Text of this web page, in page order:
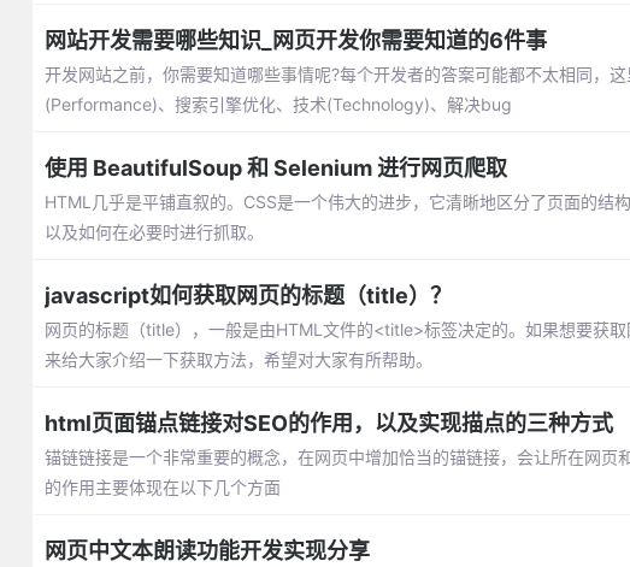
网站开发需要哪些知识_网页开发你需要知道的6件事
开发网站之前，你需要知道哪些事情呢?每个开发者的答案可能都不太相同，
(Performance)、搜索引擎优化、技术(Technology)、解决bug
使用 BeautifulSoup 和 Selenium 进行网页爬取
HTML几乎是平铺直叙的。CSS是一个伟大的进步，它清晰地区分了页面的结
以及如何在必要时进行抓取。
javascript如何获取网页的标题（title）？
网页的标题（title），一般是由HTML文件的<title>标签决定的。如果想要获
来给大家介绍一下获取方法，希望对大家有所帮助。
html页面锚点链接对SEO的作用，以及实现描点的三种方式
锚链链接是一个非常重要的概念，在网页中增加恰当的锚链接，会让所在网
的作用主要体现在以下几个方面
网页中文本朗读功能开发实现分享